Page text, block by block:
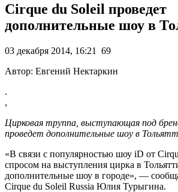
Cirque du Soleil проведет
дополнительные шоу в
03 декабря 2014, 16:21
69
Автор: Евгений Нектаркин
.
,
Цирковая труппа, выступающая под
проведет дополнительные шоу в
«В связи с популярностью шоу iD от
спросом на выступления цирка в
дополнительные шоу в городе», —
Cirque du Soleil Russia Юлия Турыгина.